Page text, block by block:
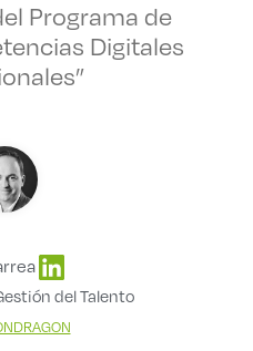
Programa de
Digitales
del Talento